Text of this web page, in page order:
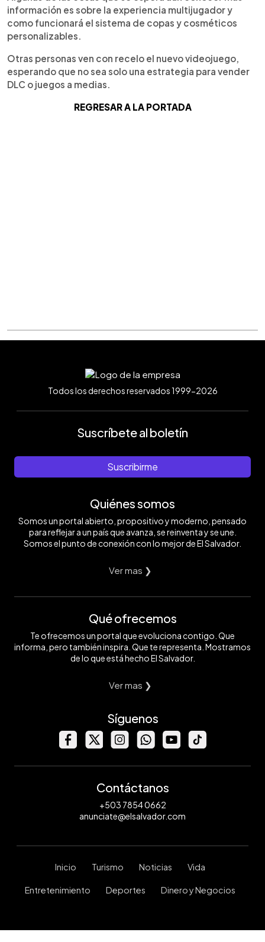
información es sobre la experiencia multijugador y
como funcionará el sistema de copas y cosméticos
personalizables.
Otras personas ven con recelo el nuevo videojuego,
esperando que no sea solo una estrategia para vender
DLC o juegos a medias.
REGRESAR A LA PORTADA
Todos los derechos reservados 1999-2026
Suscríbete al boletín
Suscribirme
Quiénes somos
Somos un portal abierto, propositivo y moderno, pensado
para reflejar a un país que avanza, se reinventa y se une.
Somos el punto de conexión con lo mejor de El Salvador.
Ver mas ❯
Qué ofrecemos
Te ofrecemos un portal que evoluciona contigo. Que
informa, pero también inspira. Que te representa. Mostramos
de lo que está hecho El Salvador.
Ver mas ❯
Síguenos
Contáctanos
+503 7854 0662
anunciate@elsalvador.com
Inicio Turismo Noticias Vida
Entretenimiento Deportes Dinero y Negocios